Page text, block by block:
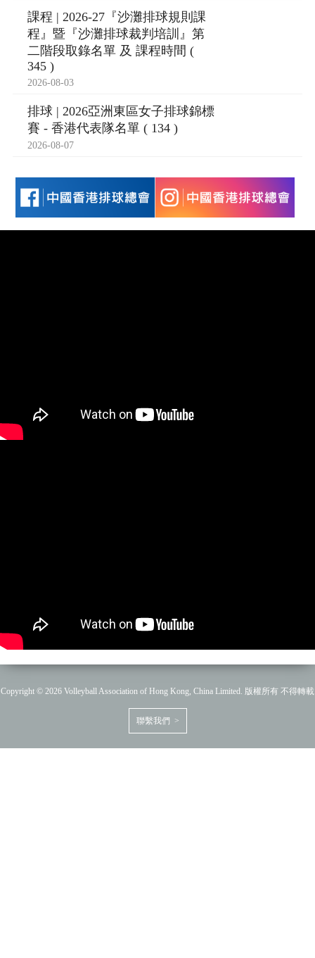
課程 | 2026-27『沙灘排球規則課
程』暨『沙灘排球裁判培訓』第
二階段取錄名單 及 課程時間 (
345 )
2026-08-03
排球 | 2026亞洲東區女子排球錦標
賽 - 香港代表隊名單 ( 134 )
2026-08-07
Copyright © 2026 Volleyball Association of Hong Kong, China Limited. 版權所有 不得轉載
聯繫我們 >